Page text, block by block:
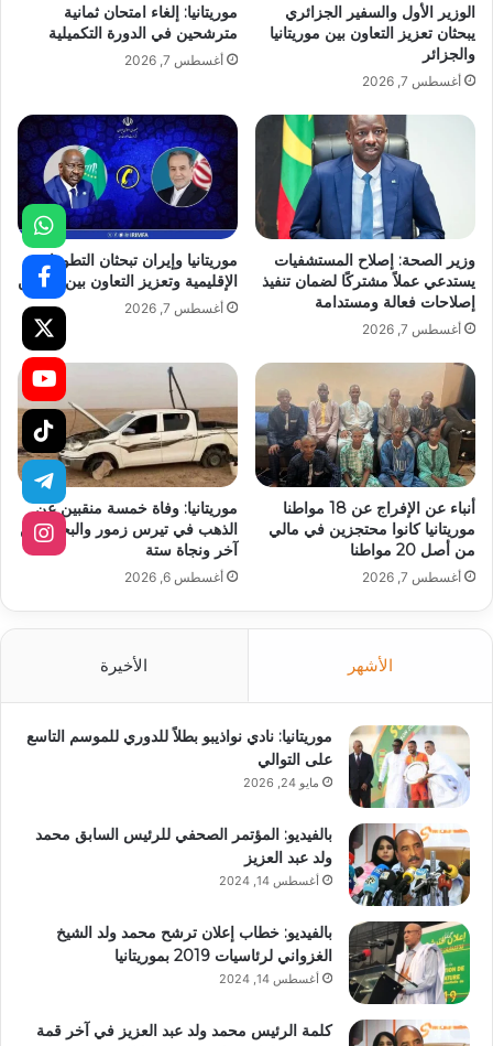
الوزير الأول والسفير الجزائري
يبحثان تعزيز التعاون بين موريتانيا
والجزائر
أغسطس 7, 2026
موريتانيا: إلغاء امتحان ثمانية
مترشحين في الدورة التكميلية
أغسطس 7, 2026
وزير الصحة: إصلاح المستشفيات
يستدعي عملاً مشتركًا لضمان تنفيذ
إصلاحات فعالة ومستدامة
أغسطس 7, 2026
موريتانيا وإيران تبحثان التطورات
الإقليمية وتعزيز التعاون بين البلدين
أغسطس 7, 2026
أنباء عن الإفراج عن 18 مواطنا
موريتانيا كانوا محتجزين في مالي
من أصل 20 مواطنا
أغسطس 7, 2026
موريتانيا: وفاة خمسة منقبين عن
الذهب في تيرس زمور والبحث عن
آخر ونجاة ستة
أغسطس 6, 2026
الأشهر الأخيرة
موريتانيا: نادي نواذيبو بطلاً للدوري للموسم التاسع
على التوالي
مايو 24, 2026
بالفيديو: المؤتمر الصحفي للرئيس السابق محمد
ولد عبد العزيز
أغسطس 14, 2024
بالفيديو: خطاب إعلان ترشح محمد ولد الشيخ
الغزواني لرئاسيات 2019 بموريتانيا
أغسطس 14, 2024
كلمة الرئيس محمد ولد عبد العزيز في آخر قمة